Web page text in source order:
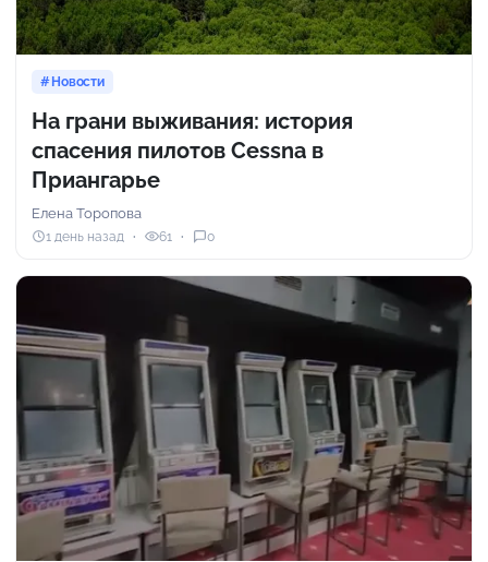
Новости
На грани выживания: история
спасения пилотов Cessna в
Приангарье
Елена Торопова
1 день назад 61 0